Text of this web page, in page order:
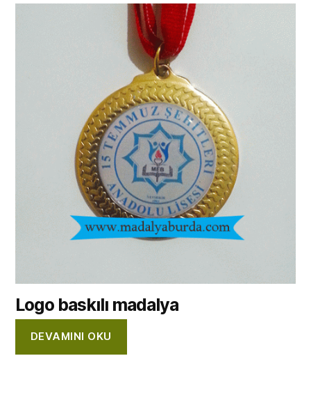
Logo baskılı madalya
DEVAMINI OKU